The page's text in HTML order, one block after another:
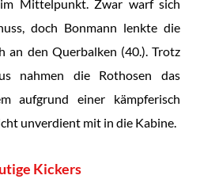
Mittelpunkt. Zwar warf sich
doch Bonmann lenkte die
an den Querbalken (40.). Trotz
nahmen die Rothosen das
aufgrund einer kämpferisch
unverdient mit in die Kabine.
Kickers